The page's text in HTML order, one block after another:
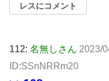
レスにコメント
112: 名無しさん 2023/
ID:SSnNRRm20